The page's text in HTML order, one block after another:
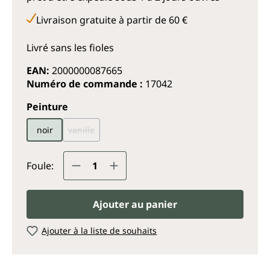
Livraison gratuite à partir de 60 €
Livré sans les fioles
EAN: 2000000087665
Numéro de commande : 17042
Sélectionnez
Peinture
noir vanille(Cette option n'est pas disponible pour le moment.)
Foule: Quantité de produit : Entrez la
Ajouter au panier
Ajouter à la liste de souhaits